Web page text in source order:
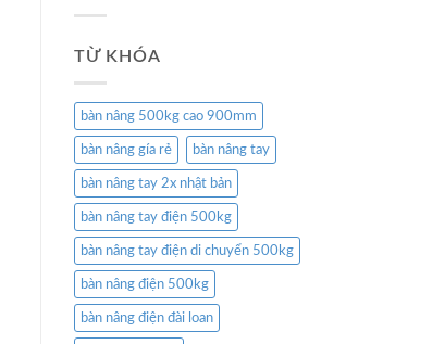
TỪ KHÓA
bàn nâng 500kg cao 900mm
bàn nâng gía rẻ bàn nâng tay
bàn nâng tay 2x nhật bản
bàn nâng tay điện 500kg
bàn nâng tay điện di chuyển 500kg
bàn nâng điện 500kg
bàn nâng điện đài loan